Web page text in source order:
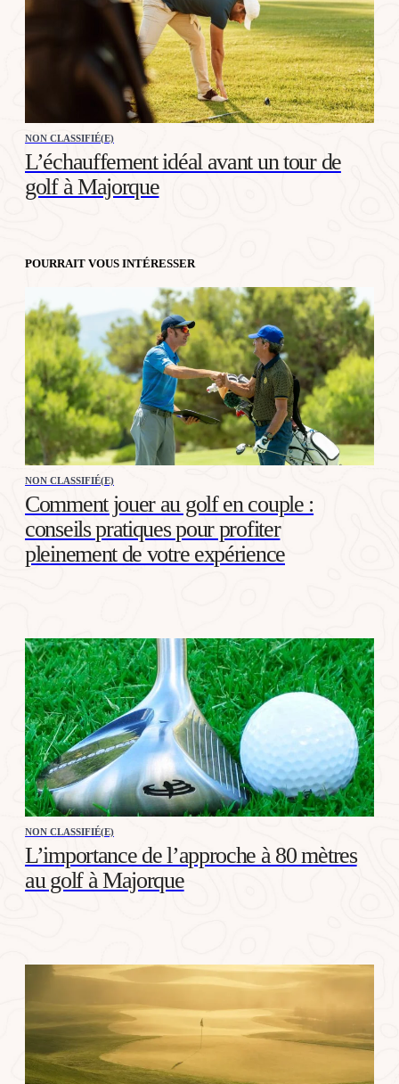
NON CLASSIFIÉ(E)
L’échauffement idéal avant un tour de
golf à Majorque
POURRAIT VOUS INTÉRESSER
NON CLASSIFIÉ(E)
Comment jouer au golf en couple :
conseils pratiques pour profiter
pleinement de votre expérience
NON CLASSIFIÉ(E)
L’importance de l’approche à 80 mètres
au golf à Majorque